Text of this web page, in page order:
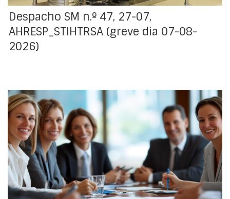
Despacho SM n.º 47, 27-07,
AHRESP_STIHTRSA (greve dia 07-08-
2026)
Minutas de requerimento e perguntas frequentes
(FAQ) - Organizações do Trabalho